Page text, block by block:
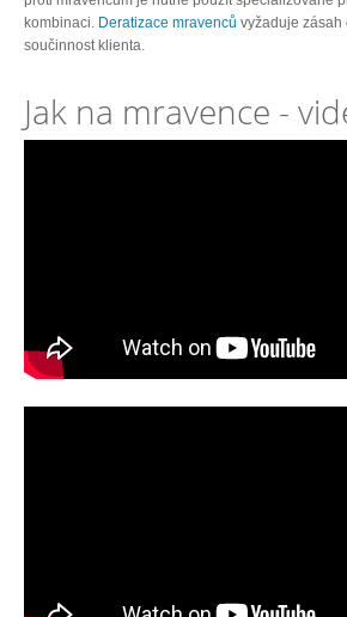
kombinaci. Deratizace mravenců vyžaduje zásah
součinnost klienta.
Jak na mravence -